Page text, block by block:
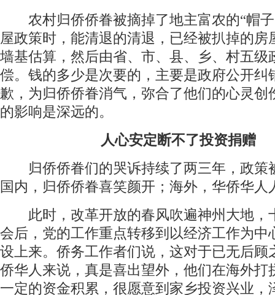
农村归侨侨眷被摘掉了地主富农的“帽子
屋政策时，能清退的清退，已经被扒掉的房
墙基估算，然后由省、市、县、乡、村五级
偿。钱的多少是次要的，主要是政府公开纠
歉，为归侨侨眷消气，弥合了他们的心灵创
的影响是深远的。
人心安定断不了投资捐赠
归侨侨眷们的哭诉持续了两三年，政策
国内，归侨侨眷喜笑颜开；海外，华侨华人
此时，改革开放的春风吹遍神州大地，
会后，党的工作重点转移到以经济工作为中
设上来。侨务工作者们说，这对于已无后顾
侨华人来说，真是喜出望外，他们在海外打
一定的资金积累，很愿意到家乡投资兴业，